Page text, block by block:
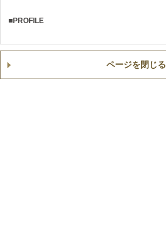
■PROFILE
ページを閉じる